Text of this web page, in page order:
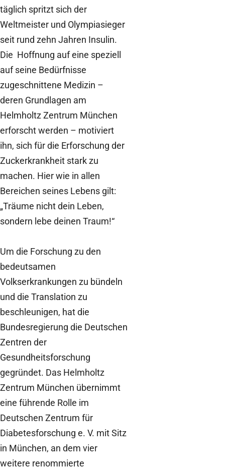
täglich spritzt sich der
Weltmeister und Olympiasieger
seit rund zehn Jahren Insulin.
Die Hoffnung auf eine speziell
auf seine Bedürfnisse
zugeschnittene Medizin –
deren Grundlagen am
Helmholtz Zentrum München
erforscht werden – motiviert
ihn, sich für die Erforschung der
Zuckerkrankheit stark zu
machen. Hier wie in allen
Bereichen seines Lebens gilt:
„Träume nicht dein Leben,
sondern lebe deinen Traum!“
Um die Forschung zu den
bedeutsamen
Volkserkrankungen zu bündeln
und die Translation zu
beschleunigen, hat die
Bundesregierung die Deutschen
Zentren der
Gesundheitsforschung
gegründet. Das Helmholtz
Zentrum München übernimmt
eine führende Rolle im
Deutschen Zentrum für
Diabetesforschung e. V. mit Sitz
in München, an dem vier
weitere renommierte